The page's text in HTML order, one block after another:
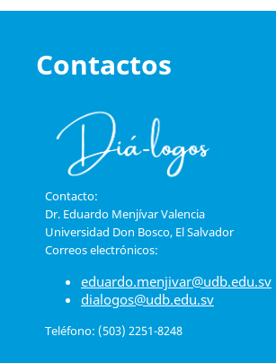
Contactos
Contacto:
Dr. Eduardo Menjívar Valencia
Universidad Don Bosco, El Salvador
Correos electrónicos:
eduardo.menjivar@udb.edu.sv
dialogos@udb.edu.sv
Teléfono: (503) 2251-8248